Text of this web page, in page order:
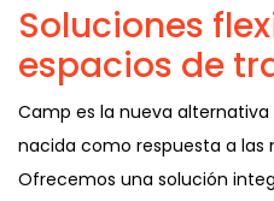
Soluciones
espacios de
Camp es la nueva
nacida como respuesta a las
Ofrecemos una solución